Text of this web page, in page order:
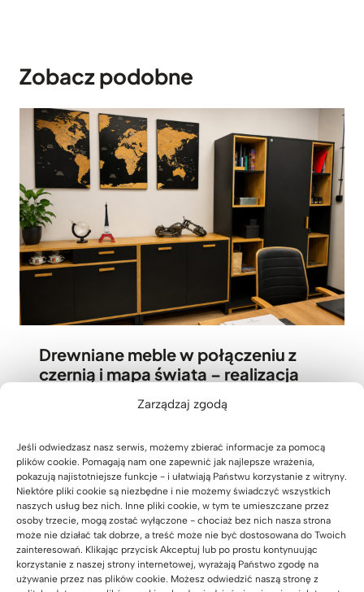
Zarządzaj zgodą
Jeśli odwiedzasz nasz serwis, możemy zbierać informacje za pomocą
plików cookie. Pomagają nam one zapewnić jak najlepsze wrażenia,
pokazują najistotniejsze funkcje - i ułatwiają Państwu korzystanie z witryny.
Niektóre pliki cookie są niezbędne i nie możemy świadczyć wszystkich
naszych usług bez nich. Inne pliki cookie, w tym te umieszczane przez
osoby trzecie, mogą zostać wyłączone - chociaż bez nich nasza strona
może nie działać tak dobrze, a treść może nie być dostosowana do Twoich
zainteresowań. Klikając przycisk Akceptuj lub po prostu kontynuując
korzystanie z naszej strony internetowej, wyrażają Państwo zgodę na
używanie przez nas plików cookie. Możesz odwiedzić naszą stronę z
Zobacz podobne
Drewniane meble w połączeniu z
czernią i mapa świata – realizacja
06 sierpnia 2026